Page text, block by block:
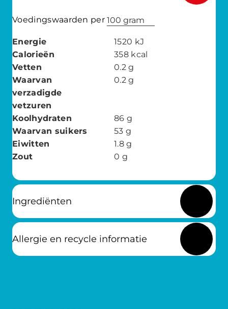
Voedingswaarden per 100 gram
Energie 1520 kJ
Calorieën
358 kcal
Vetten
0.2 g
Waarvan
verzadigde
vetzuren
0.2 g
Koolhydraten 86 g
Waarvan suikers
53 g
Eiwitten
1.8 g
Zout
0 g
Ingrediënten
Allergie en recycle informatie